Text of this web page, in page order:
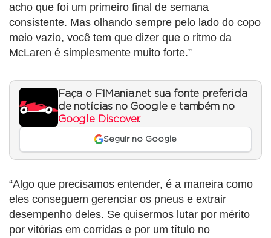
acho que foi um primeiro final de semana
consistente. Mas olhando sempre pelo lado do copo
meio vazio, você tem que dizer que o ritmo da
McLaren é simplesmente muito forte.”
Faça o F1Mania.net sua fonte preferida
de notícias no Google e também no
Google Discover.
Seguir no Google
“Algo que precisamos entender, é a maneira como
eles conseguem gerenciar os pneus e extrair
desempenho deles. Se quisermos lutar por mérito
por vitórias em corridas e por um título no